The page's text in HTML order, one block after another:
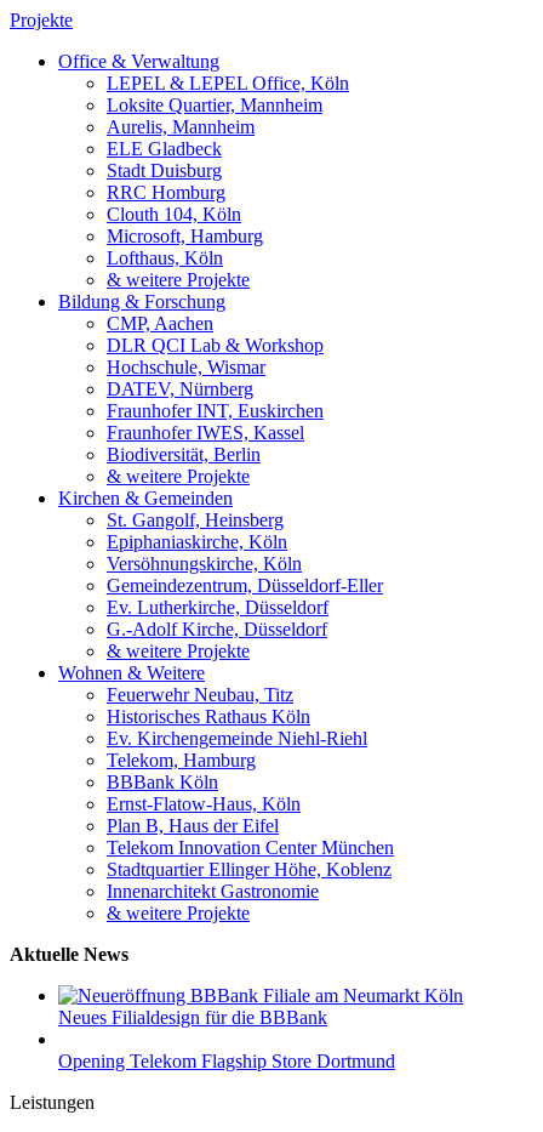
Projekte
Office & Verwaltung
LEPEL & LEPEL Office, Köln
Loksite Quartier, Mannheim
Aurelis, Mannheim
ELE Gladbeck
Stadt Duisburg
RRC Homburg
Clouth 104, Köln
Microsoft, Hamburg
Lofthaus, Köln
& weitere Projekte
Bildung & Forschung
CMP, Aachen
DLR QCI Lab & Workshop
Hochschule, Wismar
DATEV, Nürnberg
Fraunhofer INT, Euskirchen
Fraunhofer IWES, Kassel
Biodiversität, Berlin
& weitere Projekte
Kirchen & Gemeinden
St. Gangolf, Heinsberg
Epiphaniaskirche, Köln
Versöhnungskirche, Köln
Gemeindezentrum, Düsseldorf-Eller
Ev. Lutherkirche, Düsseldorf
G.-Adolf Kirche, Düsseldorf
& weitere Projekte
Wohnen & Weitere
Feuerwehr Neubau, Titz
Historisches Rathaus Köln
Ev. Kirchengemeinde Niehl-Riehl
Telekom, Hamburg
BBBank Köln
Ernst-Flatow-Haus, Köln
Plan B, Haus der Eifel
Telekom Innovation Center München
Stadtquartier Ellinger Höhe, Koblenz
Innenarchitekt Gastronomie
& weitere Projekte
Aktuelle News
Neues Filialdesign für die BBBank
Opening Telekom Flagship Store Dortmund
Leistungen